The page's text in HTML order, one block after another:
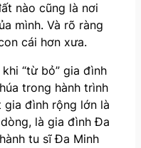
nào cũng là nơi
mình. Và rõ ràng
cái hơn xưa.
“từ bỏ” gia đình
trong hành trình
gia đình rộng lớn là
là gia đình Đa
tu sĩ Đa Minh